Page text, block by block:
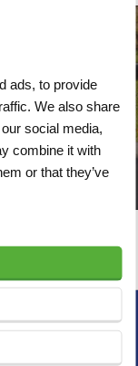
ads, to provide
We also share
social media,
combine it with
or that they’ve